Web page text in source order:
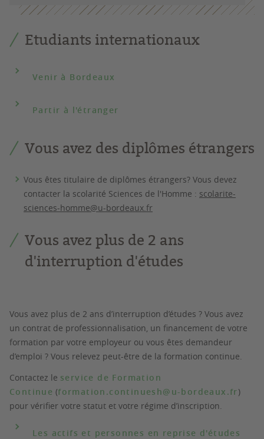
Etudiants internationaux
Venir à Bordeaux
Partir à l'étranger
Vous avez des diplômes étrangers
Vous êtes titulaire de diplômes étrangers? Vous devez
contacter la scolarité Sciences de l'Homme : scolarite-
sciences-homme@u-bordeaux.fr
Vous avez plus de 2 ans
d'interruption d'études
Vous avez plus de 2 ans d’interruption d’études ? Vous avez
un contrat de professionnalisation, un financement de votre
formation par votre employeur ou vous êtes demandeur
d’emploi ? Vous relevez peut-être de la formation continue.
Contactez le service de Formation
Continue (formation.continuesh@u-bordeaux.fr)
pour vérifier votre statut et votre régime d’inscription.
Les actifs et personnes en reprise d'études